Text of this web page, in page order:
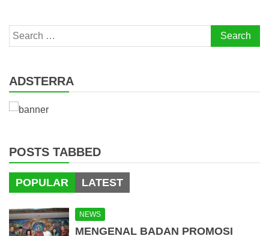
Search
for:
ADSTERRA
POSTS TABBED
POPULAR LATEST
NEWS
MENGENAL BADAN PROMOSI